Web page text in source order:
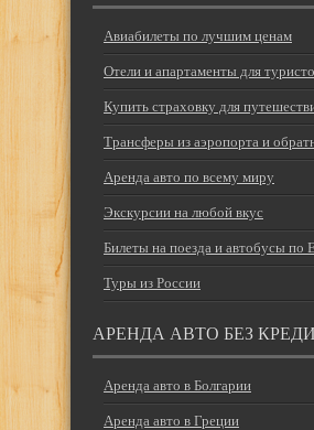
Авиабилеты по лучшим ценам
Отели и апартаменты для
Купить страховку для
Трансферы из аэропорта и
Аренда авто по всему миру
Экскурсии на любой вкус
Билеты на поезда и автобусы по
Туры из России
АРЕНДА АВТО БЕЗ
Аренда авто в Болгарии
Аренда авто в Греции